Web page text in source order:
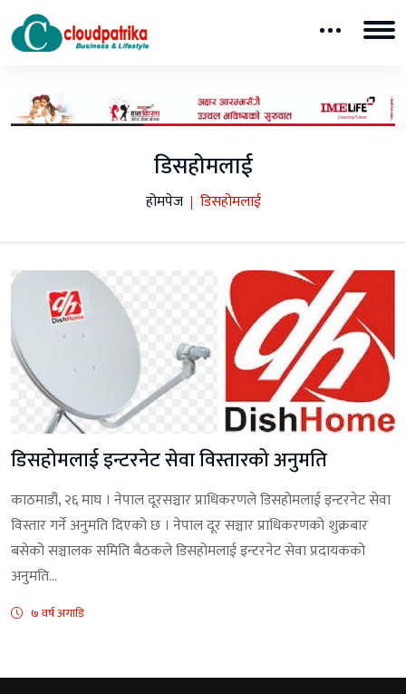
डिसहोमलाई
होमपेज डिसहोमलाई
डिसहोमलाई इन्टरनेट सेवा विस्तारको अनुमति
काठमाडौं, २६ माघ । नेपाल दूरसञ्चार प्राधिकरणले डिसहोमलाई इन्टरनेट सेवा
विस्तार गर्ने अनुमति दिएको छ । नेपाल दूर सञ्चार प्राधिकरणको शुक्रबार
बसेको सञ्चालक समिति बैठकले डिसहोमलाई इन्टरनेट सेवा प्रदायकको
अनुमति...
७ वर्ष अगाडि